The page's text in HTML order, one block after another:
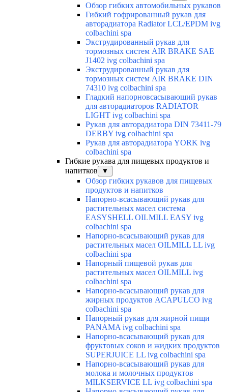
Обзор гибких автомобильных рукавов
Гибкий гофрированный рукав для
авторадиатора Radiator LCL/EPDM ivg
colbachini spa
Экструдированный рукав для
тормозных систем AIR BRAKE SAE
J1402 ivg colbachini spa
Экструдированный рукав для
тормозных систем AIR BRAKE DIN
74310 ivg colbachini spa
Гладкий напорновсасывающий рукав
для авторадиаторов RADIATOR
LIGHT ivg colbachini spa
Рукав для авторадиатора DIN 73411-79
DERBY ivg colbachini spa
Рукав для авторадиатора YORK ivg
colbachini spa
Гибкие рукава для пищевых продуктов и
напитков
▼
Обзор гибких рукавов для пищевых
продуктов и напитков
Напорно-всасывающий рукав для
растительных масел система
EASYSHELL OILMILL EASY ivg
colbachini spa
Напорно-всасывающий рукав для
растительных масел OILMILL LL ivg
colbachini spa
Напорный пищевой рукав для
растительных масел OILMILL ivg
colbachini spa
Напорно-всасывающий рукав для
жирных продуктов ACAPULCO ivg
colbachini spa
Напорный рукав для жирной пищи
PANAMA ivg colbachini spa
Напорно-всасывающий рукав для
фруктовых соков и жидких продуктов
SUPERJUICE LL ivg colbachini spa
Напорно-всасывающий рукав для
молока и молочных продуктов
MILKSERVICE LL ivg colbachini spa